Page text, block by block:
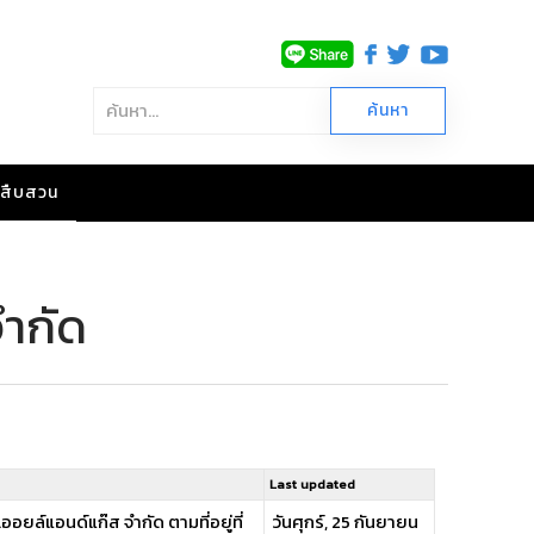
บสวน
กัด
Last updated
ออยล์แอนด์แก๊ส จำกัด ตามที่อยู่ที่ วันศุกร์, 25 กันยายน